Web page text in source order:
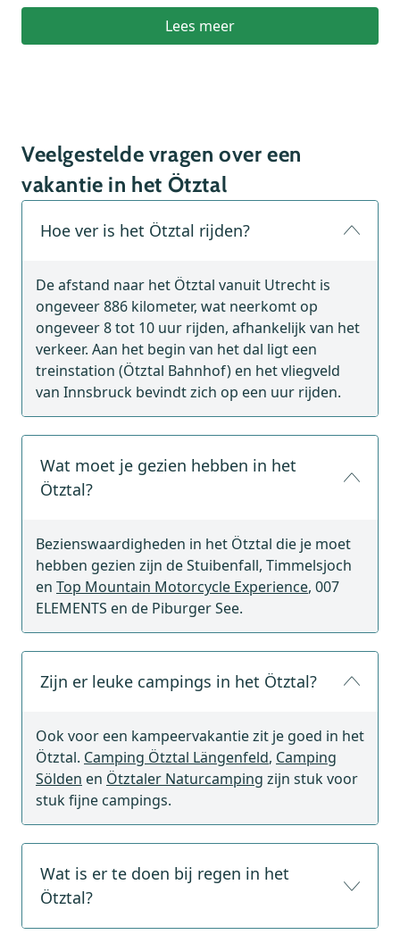
Facebook
Lees meer
Veelgestelde vragen over een
vakantie in het Ötztal
Hoe ver is het Ötztal rijden?
De afstand naar het Ötztal vanuit Utrecht is
ongeveer 886 kilometer, wat neerkomt op
ongeveer 8 tot 10 uur rijden, afhankelijk van het
verkeer. Aan het begin van het dal ligt een
treinstation (Ötztal Bahnhof) en het vliegveld
van Innsbruck bevindt zich op een uur rijden.
Wat moet je gezien hebben in het
Ötztal?
Bezienswaardigheden in het Ötztal die je moet
hebben gezien zijn de Stuibenfall, Timmelsjoch
en Top Mountain Motorcycle Experience, 007
ELEMENTS en de Piburger See.
Zijn er leuke campings in het Ötztal?
Ook voor een kampeervakantie zit je goed in het
Ötztal. Camping Ötztal Längenfeld, Camping
Sölden en Ötztaler Naturcamping zijn stuk voor
stuk fijne campings.
Wat is er te doen bij regen in het
Ötztal?